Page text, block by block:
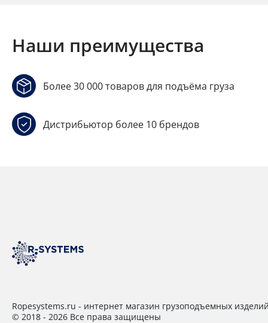
Наши преимущества
Более 30 000 товаров для подъёма груза
Дистрибьютор более 10 брендов
Ropesystems.ru - интернет магазин грузоподъемных
© 2018 - 2026 Все права защищены